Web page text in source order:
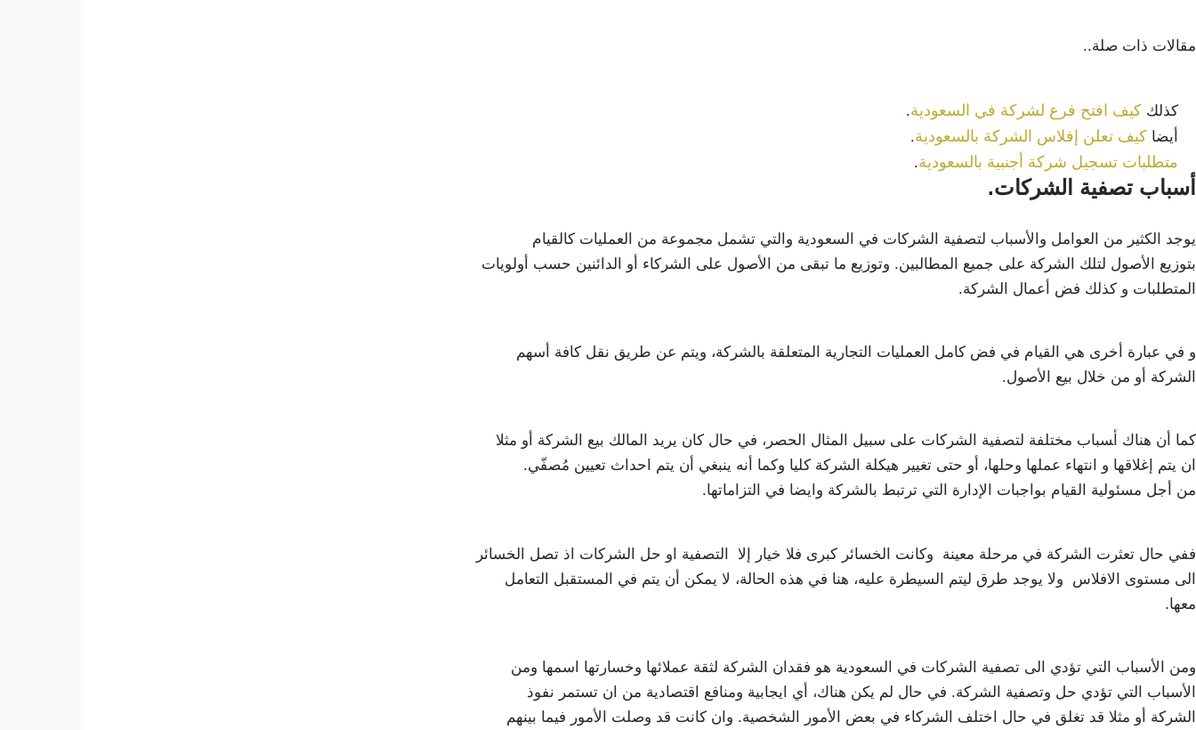
مقالات ذات صلة..
كذلك كيف افتح فرع لشركة في السعودية.
أيضا كيف تعلن إفلاس الشركة بالسعودية.
متطلبات تسجيل شركة أجنبية بالسعودية.
أسباب تصفية الشركات.
يوجد الكثير من العوامل والأسباب لتصفية الشركات في السعودية والتي تشمل مجموعة من العمليات كالقيام
بتوزيع الأصول لتلك الشركة على جميع المطالبين. وتوزيع ما تبقى من الأصول على الشركاء أو الدائنين حسب أولويات
المتطلبات و كذلك فض أعمال الشركة.
و في عبارة أخرى هي القيام في فض كامل العمليات التجارية المتعلقة بالشركة، ويتم عن طريق نقل كافة أسهم
الشركة أو من خلال بيع الأصول.
كما أن هناك ﺃﺴﺒﺎﺏ مختلفة لتصفية الشركات على سبيل المثال الحصر، في حال كان يريد المالك بيع الشركة أو مثلا
ان يتم إغلاقها و انتهاء عملها وحلها، أو حتى تغيير هيكلة الشركة كليا وكما أنه ينبغي أن يتم احداث تعيين مُصفّي.
من أجل مسئولية القيام بواجبات الإدارة التي ترتبط بالشركة وايضا في التزاماتها.
ففي حال تعثرت الشركة في مرحلة معينة وكانت الخسائر كبرى فلا خيار إلا التصفية او حل الشركات اذ تصل الخسائر
الى مستوى الافلاس ولا يوجد طرق ليتم السيطرة عليه، هنا في هذه الحالة، لا يمكن أن يتم في المستقبل التعامل
معها.
ومن الأسباب التي تؤدي الى تصفية الشركات في السعودية هو فقدان الشركة لثقة عملائها وخسارتها اسمها ومن
الأسباب التي تؤدي حل وتصفية الشركة. في حال لم يكن هناك، أي ايجابية ومنافع اقتصادية من ان تستمر نفوذ
الشركة أو مثلا قد تغلق في حال اختلف الشركاء في بعض الأمور الشخصية. وان كانت قد وصلت الأمور فيما بينهم